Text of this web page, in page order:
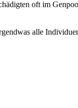
oft im
alle